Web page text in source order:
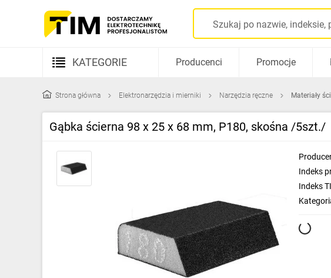
KATEGORIE
Kable i przewody
Rozdzielnice i obudowy
Oprawy oświetleniowe
Producenci Promocje
Strona główna Elektronarzędzia i mierniki Narzędzia ręczne Materiały
Gąbka ścierna 98 x 25 x 68 mm, P180, skośna /5szt./
Indeks
Indeks